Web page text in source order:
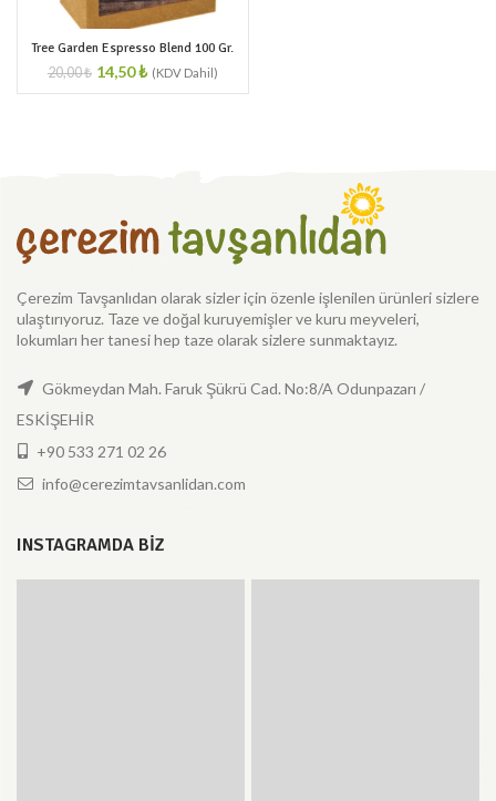
Tree Garden Espresso Blend 100 Gr.
20,00₺ 14,50₺
Çerezim Tavşanlıdan olarak sizler için özenle işlenilen ürünleri sizlere
ulaştırıyoruz. Taze ve doğal kuruyemişler ve kuru meyveleri,
lokumları her tanesi hep taze olarak sizlere sunmaktayız.
Gökmeydan Mah. Faruk Şükrü Cad. No:8/A Odunpazarı /
ESKİŞEHİR
+90 533 271 02 26
info@cerezimtavsanlidan.com
INSTAGRAMDA BIZ